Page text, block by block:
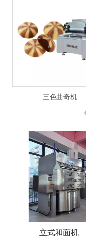
三色曲奇机
立式和面机